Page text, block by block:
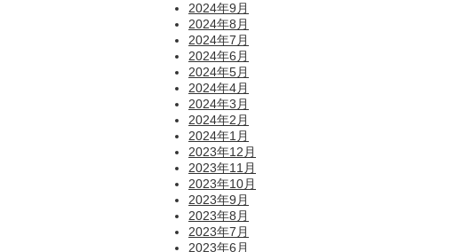
2024年9月
2024年8月
2024年7月
2024年6月
2024年5月
2024年4月
2024年3月
2024年2月
2024年1月
2023年12月
2023年11月
2023年10月
2023年9月
2023年8月
2023年7月
2023年6月